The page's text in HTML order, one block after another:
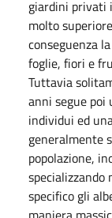
giardini privati
molto
conseguenza
foglie, fiori e
Tuttavia
anni segue poi
individui ed
generalmente
popolazione,
specializzando
specifico gli